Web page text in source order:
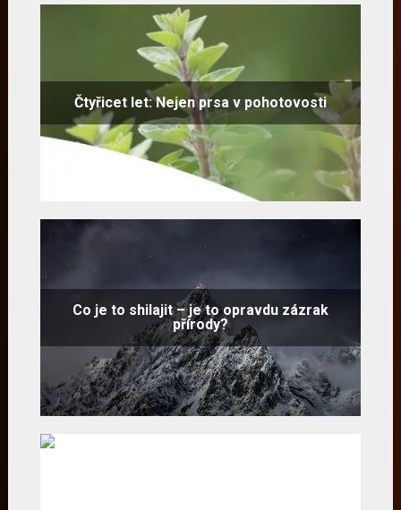
Čtyřicet let: Nejen prsa v pohotovosti
Co je to shilajit – je to opravdu zázrak
přírody?